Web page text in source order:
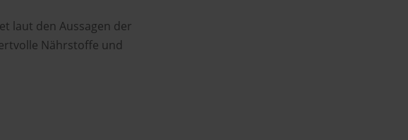
laut den Aussagen der
Nährstoffe und